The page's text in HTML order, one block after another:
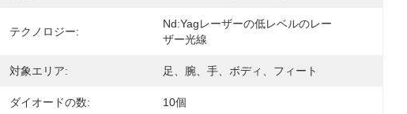
テクノロジー:
Nd:Yagレーザーの低レベルのレー
ザー光線
対象エリア: 足、腕、手、ボディ、フィート
ダイオードの数: 10個